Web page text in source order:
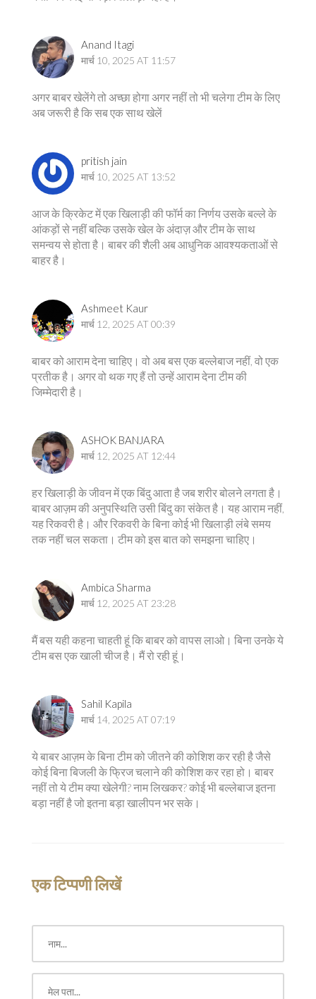
Anand Itagi
मार्च 10, 2025 AT 11:57
अगर बाबर खेलेंगे तो अच्छा होगा अगर नहीं तो भी चलेगा टीम के लिए
अब जरूरी है कि सब एक साथ खेलें
pritish jain
मार्च 10, 2025 AT 13:52
आज के क्रिकेट में एक खिलाड़ी की फॉर्म का निर्णय उसके बल्ले के
आंकड़ों से नहीं बल्कि उसके खेल के अंदाज़ और टीम के साथ
समन्वय से होता है। बाबर की शैली अब आधुनिक आवश्यकताओं से
बाहर है।
Ashmeet Kaur
मार्च 12, 2025 AT 00:39
बाबर को आराम देना चाहिए। वो अब बस एक बल्लेबाज नहीं, वो एक
प्रतीक है। अगर वो थक गए हैं तो उन्हें आराम देना टीम की
जिम्मेदारी है।
ASHOK BANJARA
मार्च 12, 2025 AT 12:44
हर खिलाड़ी के जीवन में एक बिंदु आता है जब शरीर बोलने लगता है।
बाबर आज़म की अनुपस्थिति उसी बिंदु का संकेत है। यह आराम नहीं,
यह रिकवरी है। और रिकवरी के बिना कोई भी खिलाड़ी लंबे समय
तक नहीं चल सकता। टीम को इस बात को समझना चाहिए।
Ambica Sharma
मार्च 12, 2025 AT 23:28
मैं बस यही कहना चाहती हूं कि बाबर को वापस लाओ। बिना उनके ये
टीम बस एक खाली चीज है। मैं रो रही हूं।
Sahil Kapila
मार्च 14, 2025 AT 07:19
ये बाबर आज़म के बिना टीम को जीतने की कोशिश कर रही है जैसे
कोई बिना बिजली के फ्रिज चलाने की कोशिश कर रहा हो। बाबर
नहीं तो ये टीम क्या खेलेगी? नाम लिखकर? कोई भी बल्लेबाज इतना
बड़ा नहीं है जो इतना बड़ा खालीपन भर सके।
एक टिप्पणी लिखें